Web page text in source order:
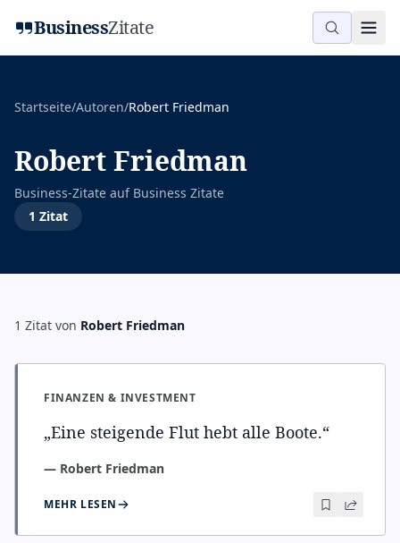
BusinessZitate
Startseite/Autoren/Robert Friedman
Robert Friedman
Business-Zitate auf Business Zitate
1 Zitat
1 Zitat von Robert Friedman
FINANZEN & INVESTMENT
„Eine steigende Flut hebt alle Boote.“
— Robert Friedman
MEHR LESEN